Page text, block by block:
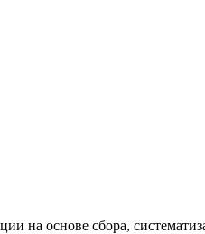
на основе сбора,